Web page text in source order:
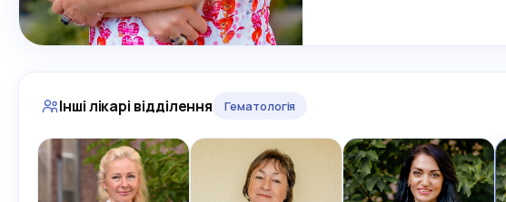
Інші лікарі відділення Гематологія